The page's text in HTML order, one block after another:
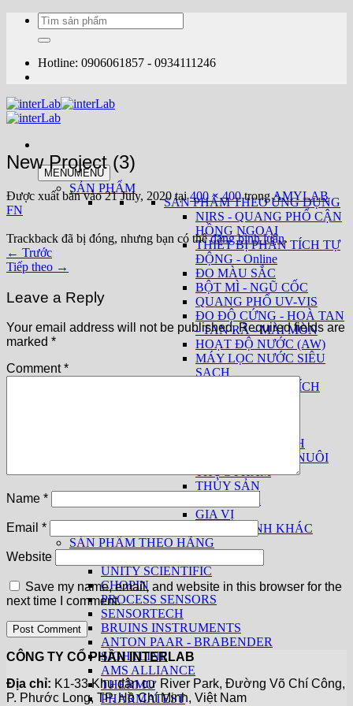
dung
Tìm
kiếm:
Hotline: 0906061857 - 0934111246
MENUMENU
SẢN PHẨM
SẢN PHẨM THEO ỨNG DỤNG
NIRS - QUANG PHỔ CẬN
HỒNG NGOẠI
THIẾT BỊ PHÂN TÍCH TỰ
ĐỘNG - Online
ĐO MÀU SẮC
BỘT MÌ - NGŨ CỐC
QUANG PHỔ UV-VIS
ĐO ĐỘ CỨNG - HOÀ TAN
- TAN RÃ - MÀI MÒN
HOẠT ĐỘ NƯỚC (AW)
MÁY LỌC NƯỚC SIÊU
SẠCH
THIẾT BỊ PHÂN TÍCH
THIẾT BỊ THEO NGÀNH
THỨC ĂN CHĂN NUÔI
THỰC PHẨM
THỦY SẢN
GIA VỊ
CÁC NGÀNH KHÁC
SẢN PHẨM THEO HÃNG
UNITY SCIENTIFIC
CHOPIN
PROCESS SENSORS
SENSORTECH
BRUINS INSTRUMENTS
ANTON PAAR - BRABENDER
SIGHTLINE
AMS ALLIANCE
THERMO
PHARMATEST
New Project (3)
Được xuất bản vào21 July, 2020tại400 × 400trongAMYLAB
FN
Trackback đã bị đóng, nhưng bạn có thểđăng bình luận.
← Trước
Tiếp theo →
Leave a Reply
Your email address will not be published. Required fields are
marked *
Comment*
Name *
Email *
Website
Save my name, email, and website in this browser for the
next time I comment.
CÔNG TY CỔ PHẦN INTERLAB
Địa chỉ: K1-33 Khu dân cư River Park, Đường Võ Chí Công,
P. Phước Long, TP. Hồ Chí Minh, Việt Nam